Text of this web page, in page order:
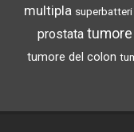
multipla superbatteri
prostata tumore
tumore del colon